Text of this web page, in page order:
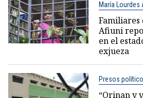
María Lourdes
Familiares
Afiuni
en el
exjueza
Presos
“Orinan y